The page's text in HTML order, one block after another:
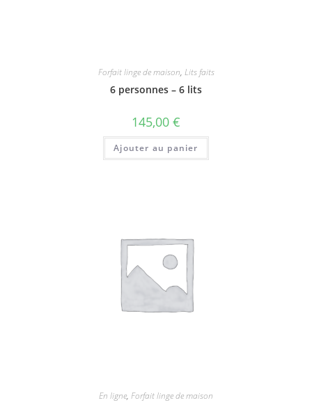
Forfait linge de maison, Lits faits
6 personnes – 6 lits
145,00 €
Ajouter au panier
En ligne, Forfait linge de maison